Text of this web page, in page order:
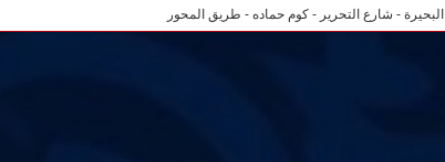
البحيرة - شارع التحرير - كوم حماده - طريق المحور